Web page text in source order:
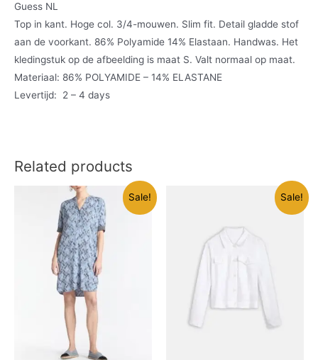
Guess NL
Top in kant. Hoge col. 3/4-mouwen. Slim fit. Detail gladde stof
aan de voorkant. 86% Polyamide 14% Elastaan. Handwas. Het
kledingstuk op de afbeelding is maat S. Valt normaal op maat.
Materiaal: 86% POLYAMIDE – 14% ELASTANE
Levertijd: 2 – 4 days
Related products
Sale! Sale!